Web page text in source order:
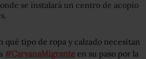
se instalará un centro de acopio
qué tipo de ropa y calzado necesitan
#CarvanaMigrante en su paso por la